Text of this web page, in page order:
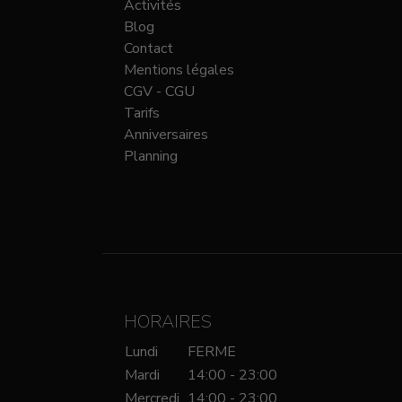
Activités
Blog
Contact
Mentions légales
CGV - CGU
Tarifs
Anniversaires
Planning
HORAIRES
Lundi
FERME
Mardi
14:00 - 23:00